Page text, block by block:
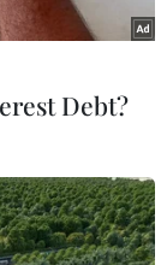
cho tình hữu
Vietnam+)
Debt?